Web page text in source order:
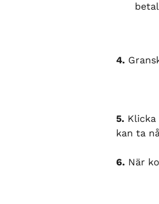
4.
5. Klicka
kan ta
6. När